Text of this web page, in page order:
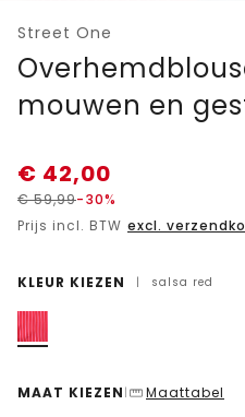
Street One
mouwen en
€ 42,00
€59,99-30%
Prijs incl. BTW excl.
KLEUR KIEZEN | salsa red
MAAT KIEZEN | Maattabel